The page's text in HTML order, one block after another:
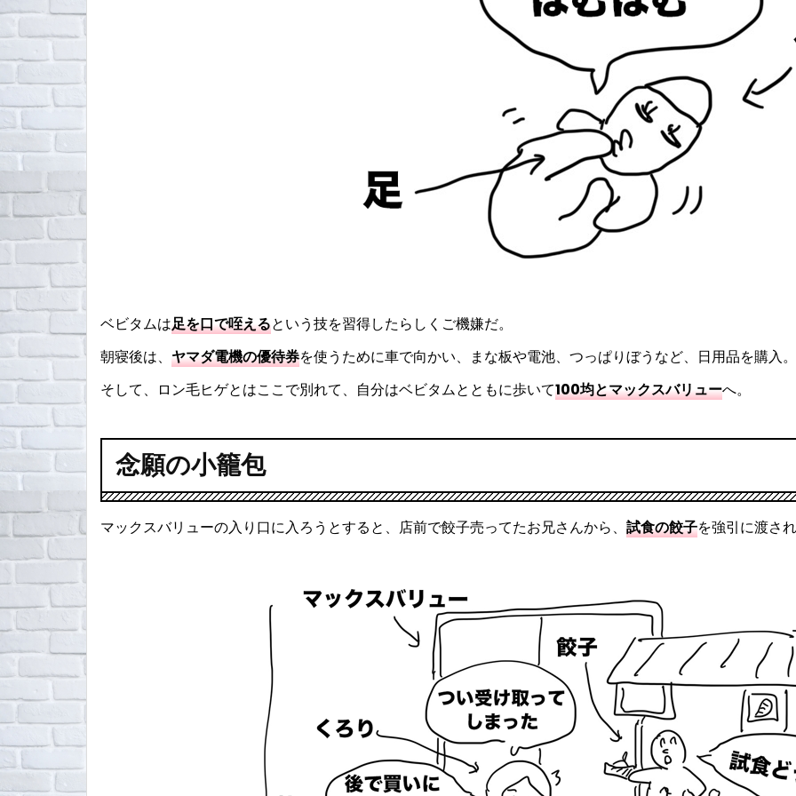
ベビタムは足を口で咥えるという技を習得したらしくご機嫌だ。
朝寝後は、 ヤマダ電機の優待券を使うために車で向かい、まな板や電池、つっぱりぼうなど、日用品を購入。
そして、ロン毛ヒゲとはここで別れて、自分はベビタムとともに歩いて100均とマックスバリューへ。
念願の小籠包
マックスバリューの入り口に入ろうとすると、店前で餃子売ってたお兄さんから、 試食の餃子を強引に渡さ